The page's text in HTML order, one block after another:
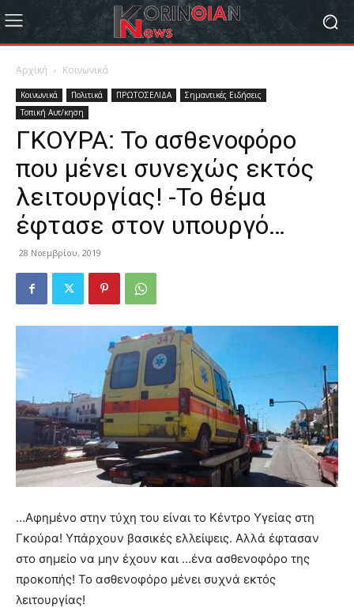
Αρχική Κοινωνικά
Κοινωνικά Πολιτικά ΠΡΩΤΟΣΕΛΙΔΑ
Σημαντικές Ειδήσεις
Τοπική Αυτ/κηση
ΓΚΟΥΡΑ: Το ασθενοφόρο
που μένει συνεχώς εκτός
λειτουργίας! -Το θέμα
έφτασε στον υπουργό…
28 Νοεμβρίου, 2019
…Αφημένο στην τύχη του είναι το Κέντρο Υγείας στη
Γκούρα! Υπάρχουν βασικές ελλείψεις. Αλλά έφτασαν
στο σημείο να μην έχουν και …ένα ασθενοφόρο της
προκοπής! Το ασθενοφόρο μένει συχνά εκτός
λειτουργίας!